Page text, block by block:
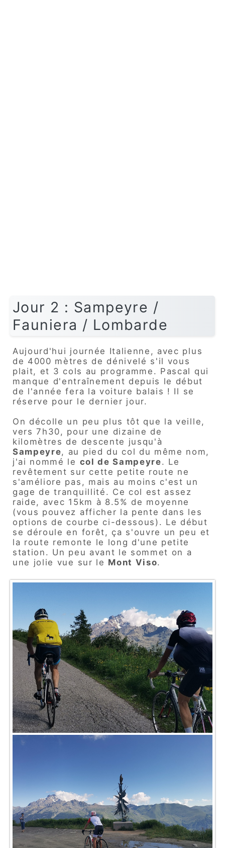
Jour 2 : Sampeyre /
Fauniera / Lombarde
Aujourd'hui journée Italienne, avec plus
de 4000 mètres de dénivelé s'il vous
plait, et 3 cols au programme. Pascal qui
manque d'entraînement depuis le début
de l'année fera la voiture balais ! Il se
réserve pour le dernier jour.
On décolle un peu plus tôt que la veille,
vers 7h30, pour une dizaine de
kilomètres de descente jusqu'à
Sampeyre, au pied du col du même nom,
j'ai nommé le col de Sampeyre. Le
revêtement sur cette petite route ne
s'améliore pas, mais au moins c'est un
gage de tranquillité. Ce col est assez
raide, avec 15km à 8.5% de moyenne
(vous pouvez afficher la pente dans les
options de courbe ci-dessous). Le début
se déroule en forêt, ça s'ouvre un peu et
la route remonte le long d'une petite
station. Un peu avant le sommet on a
une jolie vue sur le Mont Viso.